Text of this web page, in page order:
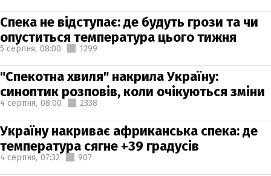
Спека не відступає: де будуть грози та чи
опуститься температура цього тижня
5 серпня, 08:00 1299
"Спекотна хвиля" накрила Україну:
синоптик розповів, коли очікуються зміни
4 серпня, 08:00 2338
Україну накриває африканська спека: де
температура сягне +39 градусів
4 серпня, 07:32 907